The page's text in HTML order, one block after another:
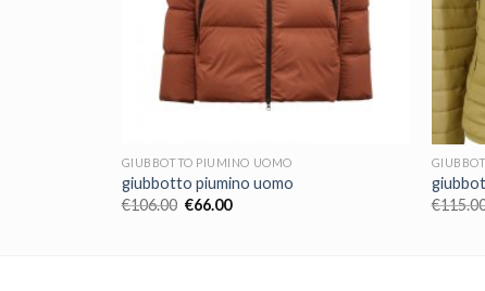
GIUBBOTTO PIUMINO UOMO
giubbotto piumino uomo
€106.00 €66.00
€